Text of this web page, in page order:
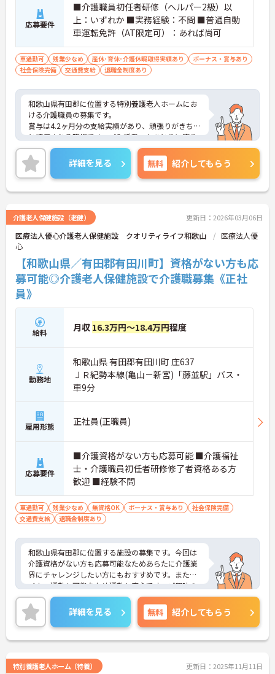
応募要件
■介護職員初任者研修（ヘルパー2級）以
上：いずれか ■実務経験：不問 ■普通自動
車運転免許（AT限定可）：あれば尚可
車通勤可 残業少なめ 産休･育休･介護休暇取得実績あり
ボーナス・賞与あり
社会保険完備
交通費支給 退職金制度あり
和歌山県有田郡に位置する特別養護老人ホームにお
ける介護職員の募集です。
賞与は4.2ヶ月分の支給実績があり、頑張りがきちん
と評価される職場です。ご入所者一人ひとりに寄り
添って介護サービスの提供を行っていただける方を
募集しています。
ご興味のある方には、面接対策ポイントなど、さら
に詳細をお話しいたしますのでお気軽にご相談くだ
さい！
詳細を見る 無料 紹介してもらう
介護老人保健施設（老健） 更新日：2026年03月06日
医療法人優心介護老人保健施設 クオリティライフ和歌山
医療法人優
心
【和歌山県／有田郡有田川町】資格がない方も応
募可能◎介護老人保健施設で介護職募集《正社
員》
給料 月収 16.3万円～18.4万円程度
勤務地
和歌山県 有田郡有田川町 庄637
ＪＲ紀勢本線(亀山－新宮)「藤並駅」バス・
車9分
雇用形態 正社員(正職員)
応募要件
■介護資格がない方も応募可能 ■介護福祉
士・介護職員初任者研修修了者資格ある方
歓迎 ■経験不問
車通勤可 残業少なめ 無資格OK ボーナス・賞与あり
社会保険完備
交通費支給
退職金制度あり
和歌山県有田郡に位置する施設の募集です。今回は
介護資格がない方も応募可能なためあらたに介護業
界にチャレンジしたい方にもおすすめです。またマ
イカー通勤も可能なため通勤も安心です。ご興味の
ある方には面接のポイントをお伝えしますので、お
気軽にご相談ください。
詳細を見る 無料 紹介してもらう
特別養護老人ホーム（特養） 更新日：2025年11月11日